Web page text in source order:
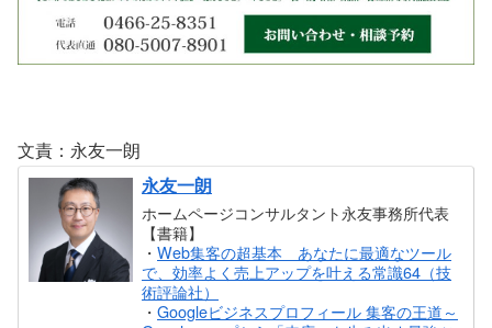
文責：永友一朗
永友一朗
ホームページコンサルタント永友事務所代表
【書籍】
・Web集客の超基本 あなたに最適なツール
で、効率よく売上アップを叶える常識64（技
術評論社）
・Googleビジネスプロフィール 集客の王道～